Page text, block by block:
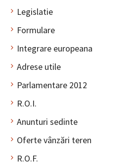
Legislatie
Formulare
Integrare europeana
Adrese utile
Parlamentare 2012
R.O.I.
Anunturi sedinte
Oferte vânzări teren
R.O.F.